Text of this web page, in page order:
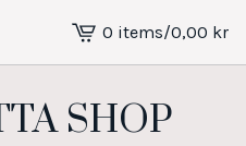
View
cart
0 items/0,00 kr
SHOP